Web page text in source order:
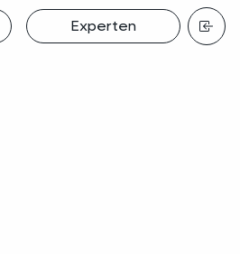
Experten